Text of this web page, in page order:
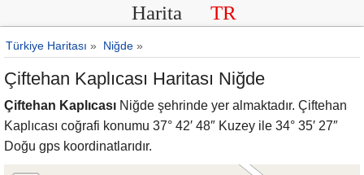
Harita TR
Türkiye Haritası » Niğde »
Çiftehan Kaplıcası Haritası Niğde
Çiftehan Kaplıcası Niğde şehrinde yer almaktadır. Çiftehan
Kaplıcası coğrafi konumu 37° 42′ 48″ Kuzey ile 34° 35′ 27″
Doğu gps koordinatlarıdır.